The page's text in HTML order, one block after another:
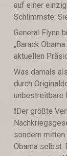
auf einer
Schlimmste:
General Flynn
„Barack
aktuellen
Was damals
durch
unbestreitbare
❗️Der größte
sondern
Obama selbst.